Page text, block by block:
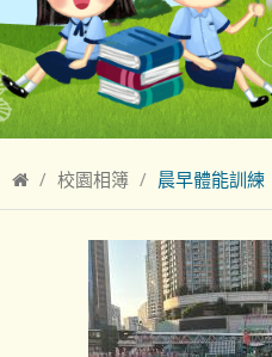
校園相簿 晨早體能訓練